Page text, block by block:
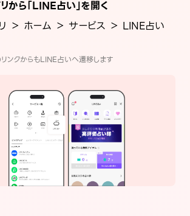
から「LINE占い」を開く
＞ ホーム ＞ サービス ＞ LINE占い
ンクからもLINE占いへ遷移します